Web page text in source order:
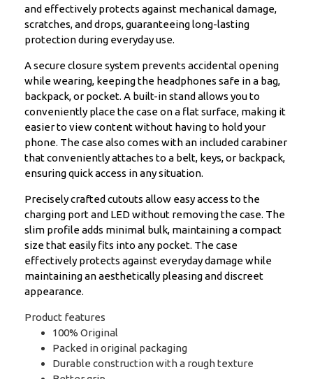
and effectively protects against mechanical damage,
scratches, and drops, guaranteeing long-lasting
protection during everyday use.
A secure closure system prevents accidental opening
while wearing, keeping the headphones safe in a bag,
backpack, or pocket. A built-in stand allows you to
conveniently place the case on a flat surface, making it
easier to view content without having to hold your
phone. The case also comes with an included carabiner
that conveniently attaches to a belt, keys, or backpack,
ensuring quick access in any situation.
Precisely crafted cutouts allow easy access to the
charging port and LED without removing the case. The
slim profile adds minimal bulk, maintaining a compact
size that easily fits into any pocket. The case
effectively protects against everyday damage while
maintaining an aesthetically pleasing and discreet
appearance.
Product features
100% Original
Packed in original packaging
Durable construction with a rough texture